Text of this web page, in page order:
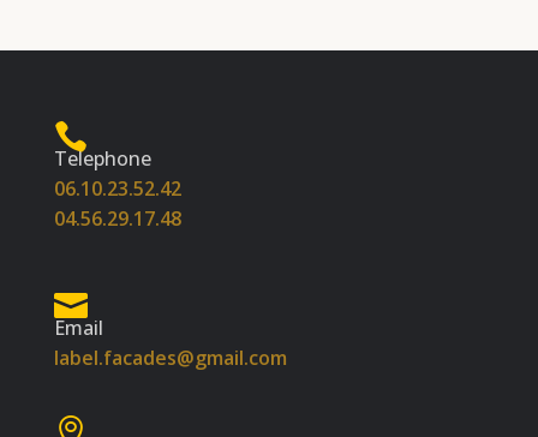
Telephone
06.10.23.52.42
04.56.29.17.48
Email
label.facades@gmail.com